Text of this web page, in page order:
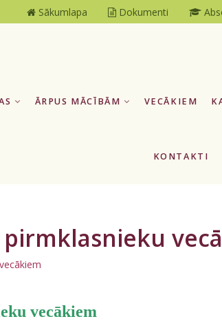
Sākumlapa Dokumenti
ĀRPUS MĀCĪBĀM VECĀKIEM
KONTAKTI
vecākiem